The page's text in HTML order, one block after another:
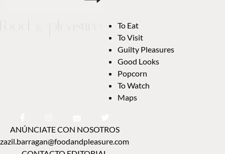
To Eat
To Visit
Guilty Pleasures
Good Looks
Popcorn
To Watch
Maps
ANÚNCIATE CON NOSOTROS
zazil.barragan@foodandpleasure.com